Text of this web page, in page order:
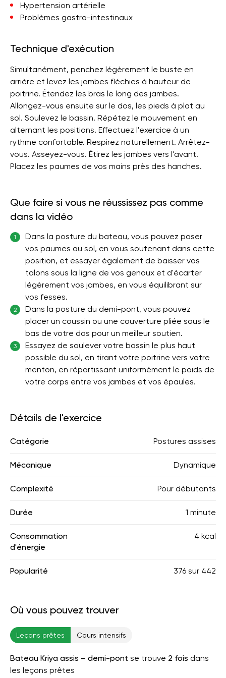
Hypertension artérielle
Problèmes gastro-intestinaux
Technique d'exécution
Simultanément, penchez légèrement le buste en
arrière et levez les jambes fléchies à hauteur de
poitrine. Étendez les bras le long des jambes.
Allongez-vous ensuite sur le dos, les pieds à plat au
sol. Soulevez le bassin. Répétez le mouvement en
alternant les positions. Effectuez l'exercice à un
rythme confortable. Respirez naturellement. Arrêtez-
vous. Asseyez-vous. Étirez les jambes vers l'avant.
Placez les paumes de vos mains près des hanches.
Que faire si vous ne réussissez pas comme
dans la vidéo
1
Dans la posture du bateau, vous pouvez poser
vos paumes au sol, en vous soutenant dans cette
position, et essayer également de baisser vos
talons sous la ligne de vos genoux et d'écarter
légèrement vos jambes, en vous équilibrant sur
vos fesses.
2
Dans la posture du demi-pont, vous pouvez
placer un coussin ou une couverture pliée sous le
bas de votre dos pour un meilleur soutien.
3
Essayez de soulever votre bassin le plus haut
possible du sol, en tirant votre poitrine vers votre
menton, en répartissant uniformément le poids de
votre corps entre vos jambes et vos épaules.
Détails de l'exercice
Catégorie Postures assises
Mécanique Dynamique
Complexité Pour débutants
Durée 1 minute
Consommation
d'énergie
4 kcal
Popularité 376 sur 442
Où vous pouvez trouver
Leçons prêtes Cours intensifs
Bateau Kriya assis – demi-pont se trouve 2 fois dans
les leçons prêtes